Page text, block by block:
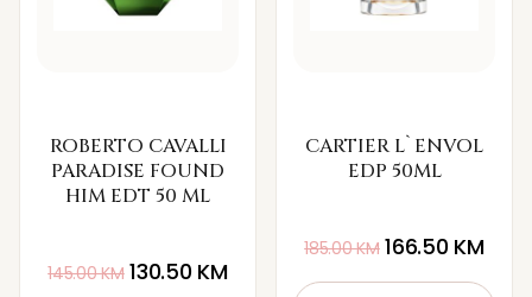
ROBERTO CAVALLI
PARADISE FOUND
HIM EDT 50 ML
145.00KM 130.50 KM
CARTIER L`ENVOL
EDP 50ML
185.00KM 166.50 KM